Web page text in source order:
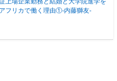
フリカで働く理由①-内藤獅友-